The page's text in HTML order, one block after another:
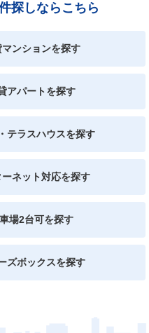
探しならこちら
ンションを探す
アパートを探す
テラスハウスを探す
ネット対応を探す
場2台可を探す
ズボックスを探す